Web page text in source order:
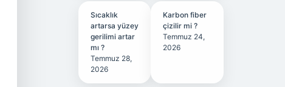
Sıcaklık
artarsa yüzey
gerilimi artar
mı ?
Temmuz 28,
2026
Karbon fiber
çizilir mi ?
Temmuz 24,
2026